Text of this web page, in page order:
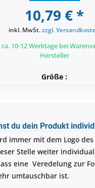
10,79 € *
inkl. MwSt.zzgl.
10-12 Werktage bei
Hersteller
Größe :
du dein Produkt
immer mit dem Logo
Stelle weiter
eine Veredelung zur
umtauschbar ist.